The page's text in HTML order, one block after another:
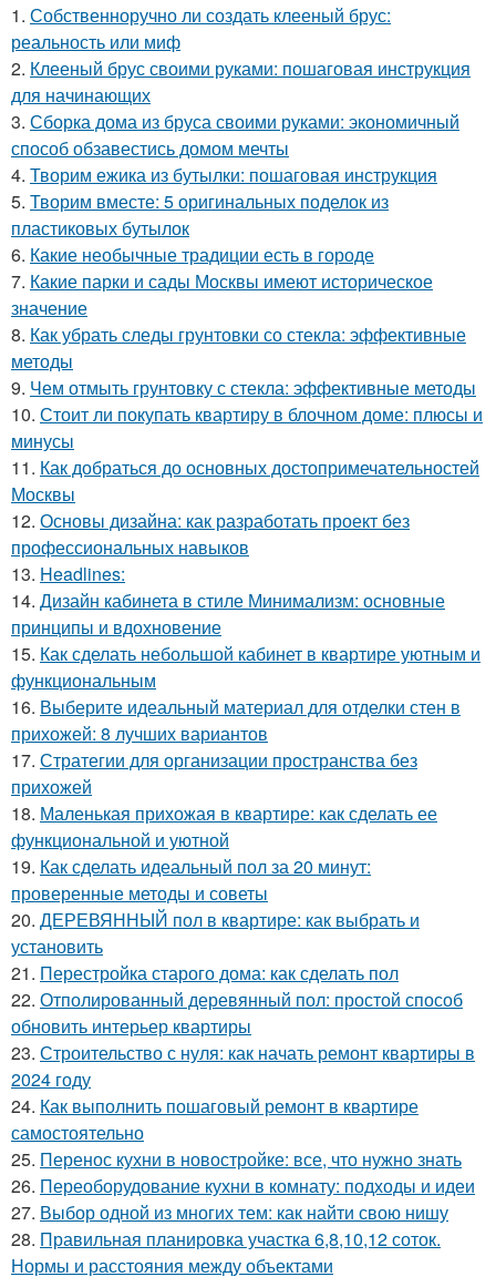
1. Собственноручно ли создать клееный брус:
реальность или миф
2. Клееный брус своими руками: пошаговая инструкция
для начинающих
3. Сборка дома из бруса своими руками: экономичный
способ обзавестись домом мечты
4. Творим ежика из бутылки: пошаговая инструкция
5. Творим вместе: 5 оригинальных поделок из
пластиковых бутылок
6. Какие необычные традиции есть в городе
7. Какие парки и сады Москвы имеют историческое
значение
8. Как убрать следы грунтовки со стекла: эффективные
методы
9. Чем отмыть грунтовку с стекла: эффективные методы
10. Стоит ли покупать квартиру в блочном доме: плюсы и
минусы
11. Как добраться до основных достопримечательностей
Москвы
12. Основы дизайна: как разработать проект без
профессиональных навыков
13. Headlines:
14. Дизайн кабинета в стиле Минимализм: основные
принципы и вдохновение
15. Как сделать небольшой кабинет в квартире уютным и
функциональным
16. Выберите идеальный материал для отделки стен в
прихожей: 8 лучших вариантов
17. Стратегии для организации пространства без
прихожей
18. Маленькая прихожая в квартире: как сделать ее
функциональной и уютной
19. Как сделать идеальный пол за 20 минут:
проверенные методы и советы
20. ДЕРЕВЯННЫЙ пол в квартире: как выбрать и
установить
21. Перестройка старого дома: как сделать пол
22. Отполированный деревянный пол: простой способ
обновить интерьер квартиры
23. Строительство с нуля: как начать ремонт квартиры в
2024 году
24. Как выполнить пошаговый ремонт в квартире
самостоятельно
25. Перенос кухни в новостройке: все, что нужно знать
26. Переоборудование кухни в комнату: подходы и идеи
27. Выбор одной из многих тем: как найти свою нишу
28. Правильная планировка участка 6,8,10,12 соток.
Нормы и расстояния между объектами